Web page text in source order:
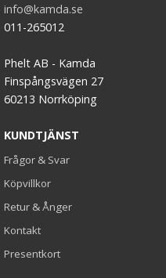
info@kamda.se
011-265012
Phelt AB - Kamda
Finspångsvägen 27
60213 Norrköping
KUNDTJÄNST
Frågor & Svar
Köpvillkor
Retur & Ånger
Kontakt
Presentkort